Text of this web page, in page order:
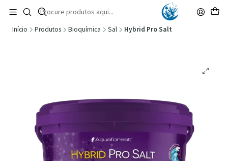
🚚 Portugal Continental: Portes Grátis desde 149,90€ (Envio extresso: 14,90€)
Ler mais
Início Produtos Bioquímica Sal Hybrid Pro Salt